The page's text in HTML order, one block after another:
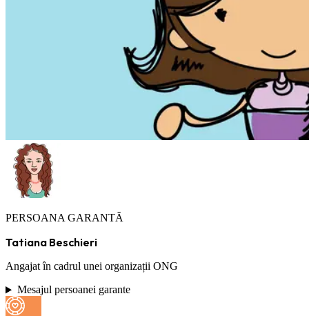
PERSOANA GARANTĂ
Tatiana Beschieri
Angajat în cadrul unei organizații ONG
Mesajul persoanei garante